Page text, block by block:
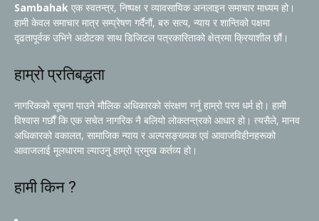
Sambahak एक स्वतन्त्र, निष्पक्ष र व्यावसायिक अनलाइन समाचार माध्यम हो।
हामी केवल समाचार मात्र सम्प्रेषण गर्दैनौं, बरु सत्य, न्याय र शान्तिको पक्षमा
दृढतापूर्वक उभिने अठोटका साथ डिजिटल पत्रकारिताको क्षेत्रमा क्रियाशील छौं।
हाम्रो प्रतिबद्धता
नागरिकको सूचना पाउने मौलिक अधिकारको संरक्षण गर्नु हाम्रो परम धर्म हो। हामी
विश्वास गर्छौं कि एक सचेत नागरिक नै बलियो लोकतन्त्रको आधार हो। त्यसैले, मानव
अधिकारको वकालत, सामाजिक न्याय र अल्पसङ्ख्यक एवं आवाजविहीनहरूको
आवाजलाई मूलधारमा ल्याउनु हाम्रो प्रमुख कर्तव्य हो।
हामी किन ?